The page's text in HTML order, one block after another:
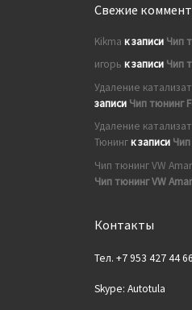
Свежие
Kikma к записи Чип
игорь к записи Чип
Удаление
записи Чип тюнинг
Удаление
Тюнингк записи
Чип тюнинг VW
Чип тюнинг VW
Контакты
Тел. +7 953 427 44 66
Skype: Autotula